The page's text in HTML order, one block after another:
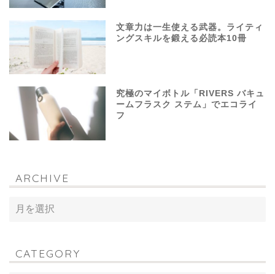
文章力は一生使える武器。ライティ
ングスキルを鍛える必読本10冊
究極のマイボトル「RIVERS バキュ
ームフラスク ステム」でエコライ
フ
ARCHIVE
CATEGORY